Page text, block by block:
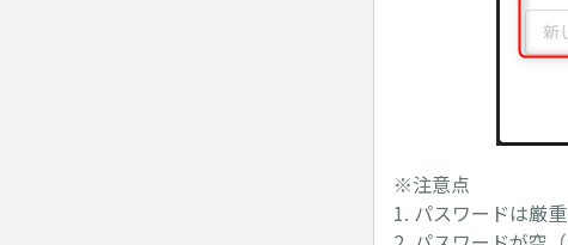
※注意点
1. パスワードは厳